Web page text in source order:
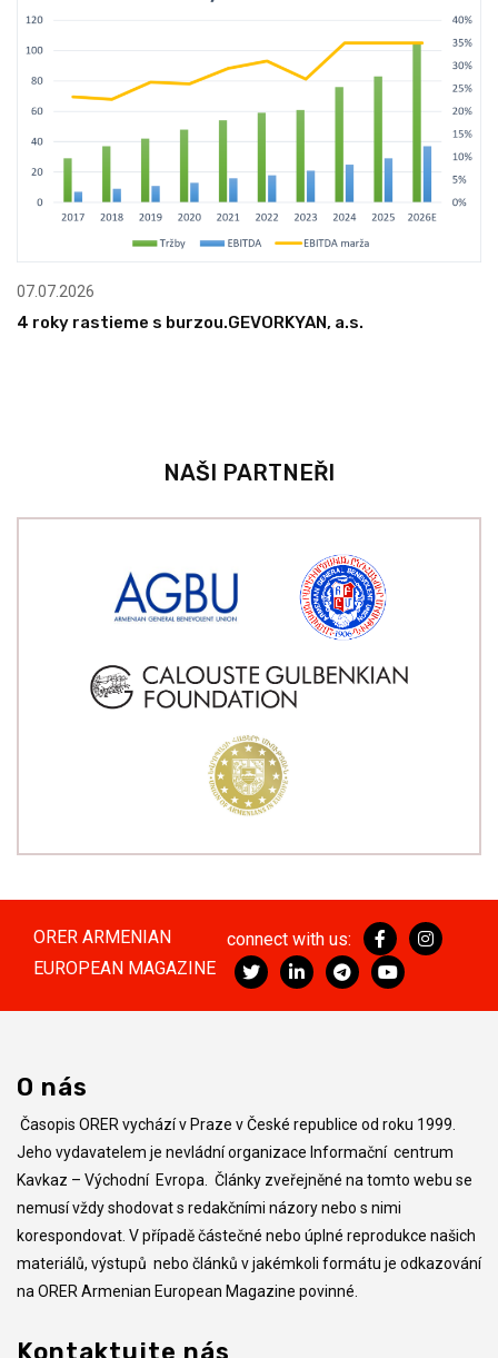
07.07.2026
4 roky rastieme s burzou.GEVORKYAN, a.s.
NAŠI PARTNEŘI
ORER ARMENIAN
EUROPEAN MAGAZINE
connect with us:
O nás
Časopis ORER vychází v Praze v České republice od roku 1999.
Jeho vydavatelem je nevládní organizace Informační centrum
Kavkaz – Východní Evropa. Články zveřejněné na tomto webu se
nemusí vždy shodovat s redakčními názory nebo s nimi
korespondovat. V případě částečné nebo úplné reprodukce našich
materiálů, výstupů nebo článků v jakémkoli formátu je odkazování
na ORER Armenian European Magazine povinné.
Kontaktujte nás